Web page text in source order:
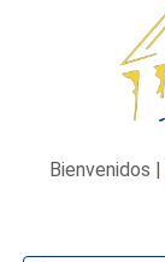
Bienvenidos |